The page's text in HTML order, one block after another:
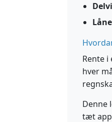
Rente i
hver
Denne
tæt